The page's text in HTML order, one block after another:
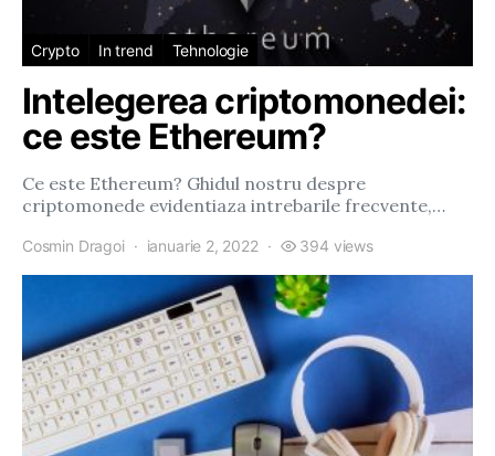
Crypto In trend Tehnologie
Intelegerea criptomonedei:
ce este Ethereum?
Ce este Ethereum? Ghidul nostru despre
criptomonede evidentiaza intrebarile frecvente,…
Cosmin Dragoi ianuarie 2, 2022 394 views